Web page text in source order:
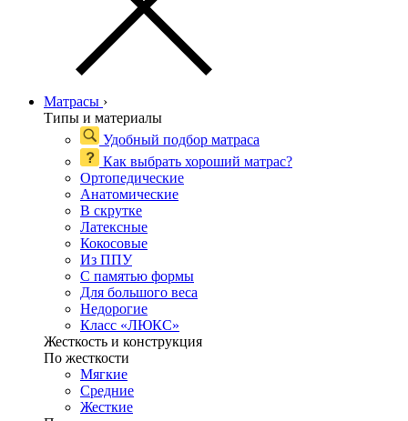
Матрасы ›
Типы и материалы
Удобный подбор матраса
Как выбрать хороший матрас?
Ортопедические
Анатомические
В скрутке
Латексные
Кокосовые
Из ППУ
С памятью формы
Для большого веса
Недорогие
Класс «ЛЮКС»
Жесткость и конструкция
По жесткости
Мягкие
Средние
Жесткие